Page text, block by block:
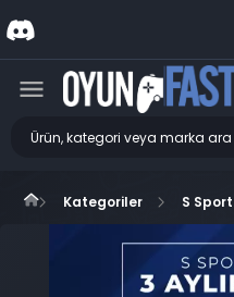
Kategoriler S